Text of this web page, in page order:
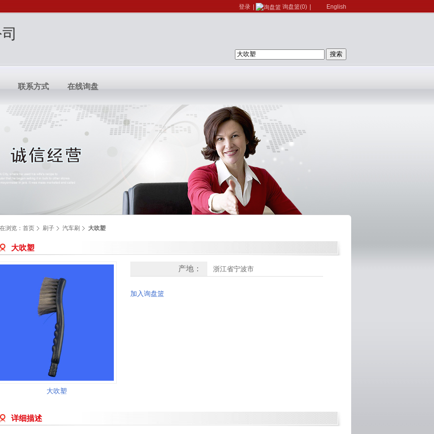
登录 询盘篮(0) English
联系方式 在线询盘
浏览： 首页 刷子 汽车刷 大吹塑
大吹塑
大吹塑
产地： 浙江省宁波市
加入询盘篮
详细描述